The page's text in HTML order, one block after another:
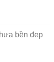
bền đẹp